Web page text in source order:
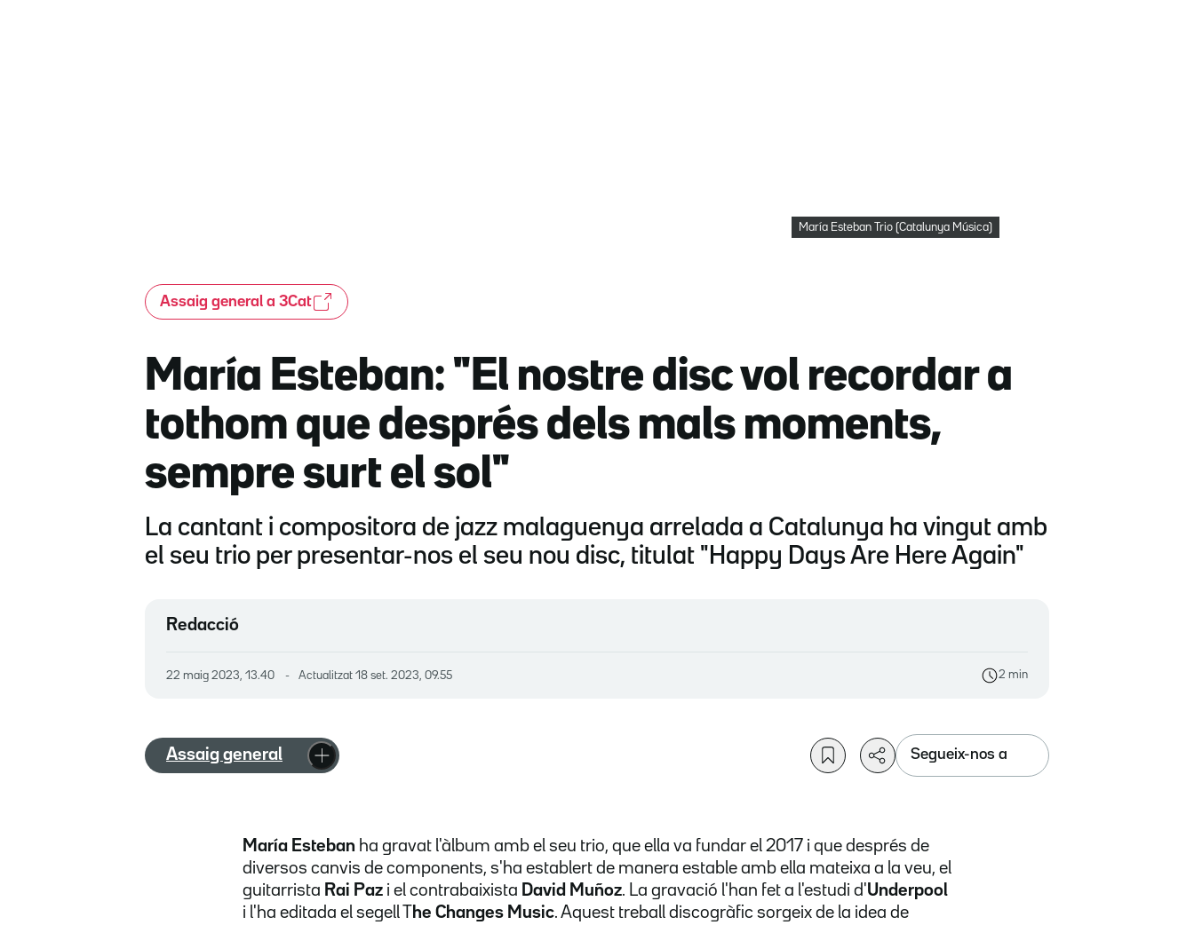
María Esteban Trio (Catalunya Música)
Assaig general a 3Cat
María Esteban: "El nostre disc vol recordar a
tothom que després dels mals moments,
sempre surt el sol"
La cantant i compositora de jazz malaguenya arrelada a Catalunya ha vingut amb
el seu trio per presentar-nos el seu nou disc, titulat "Happy Days Are Here Again"
Redacció
22 maig 2023, 13.40 Actualitzat 18 set. 2023, 09.55 2 min
Assaig general Segueix-nos a
María Esteban ha gravat l'àlbum amb el seu trio, que ella va fundar el 2017 i que després de
diversos canvis de components, s'ha establert de manera estable amb ella mateixa a la veu, el
guitarrista Rai Paz i el contrabaixista David Muñoz. La gravació l'han fet a l'estudi d'Underpool
i l'ha editada el segell T
he Changes Music. Aquest treball discogràfic sorgeix de la idea de